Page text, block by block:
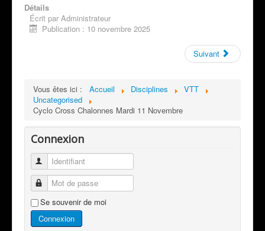
Détails
Écrit par Administrateur
Publication : 10 novembre 2025
Suivant
Vous êtes ici : Accueil Disciplines
VTT
Uncategorised
Cyclo Cross Chalonnes Mardi 11 Novembre
Connexion
Identifiant
Mot de passe
Se souvenir de moi
Connexion